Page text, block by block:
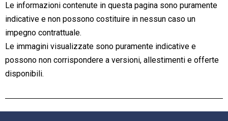
Le informazioni contenute in questa pagina sono puramente
indicative e non possono costituire in nessun caso un
impegno contrattuale.
Le immagini visualizzate sono puramente indicative e
possono non corrispondere a versioni, allestimenti e offerte
disponibili.